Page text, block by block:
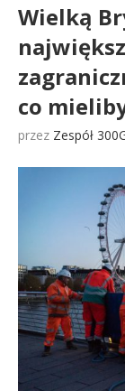
Wielką
co
przez Zespół